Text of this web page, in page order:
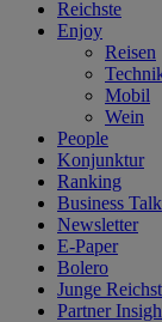
Reichste
Enjoy
Reisen
Mobil
Wein
People
Konjunktur
Ranking
Business Talk
Newsletter
E-Paper
Bolero
Junge
Partner